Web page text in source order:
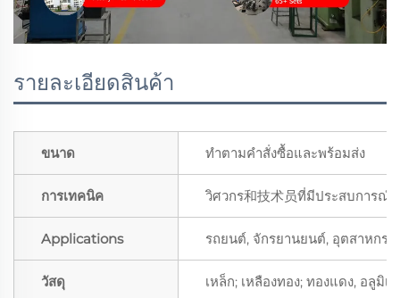
รายละเอียดสินค้า
ขนาด ทำตามคำสั่งซื้อและพร้อมส่ง
การเทคนิค วิศวกร和技术员ที่มีประสบการณ์
Applications รถยนต์, จักรยานยนต์, อุตสาหกรร
วัสดุ เหล็ก; เหลืองทอง; ทองแดง, อลูมิ